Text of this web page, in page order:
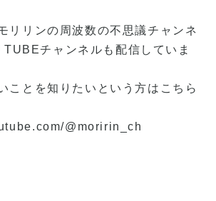
リリンの周波数の不思議チャンネ
チャンネルも配信していま
ことを知りたいという方はこちら
@moririn_ch